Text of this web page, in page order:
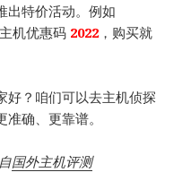
出特价活动。例如
机优惠码 2022 ，购买就
好？咱们可以去主机侦探
确、更靠谱。
国外主机评测